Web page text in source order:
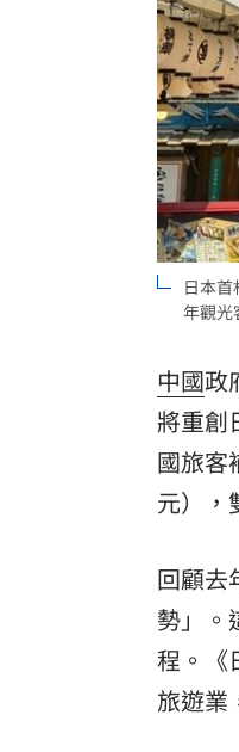
商場戰
台彩父
「拍片
8國球
理想混
日本
年觀光
中國政
將重創
國旅客
元），
回顧去
勢」。
程。《
旅遊業